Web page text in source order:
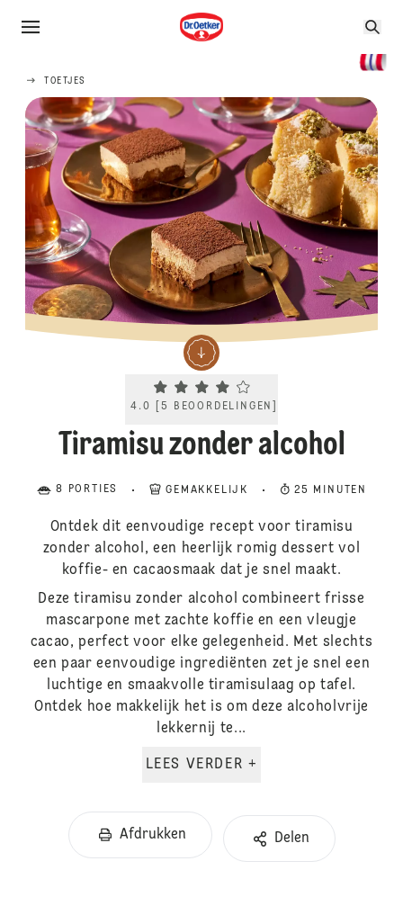
TOETJES
Current rating 4.0. Click to rate.
4.0 [5 BEOORDELINGEN
Tiramisu zonder alcohol
8 PORTIES GEMAKKELIJK 25 MINUTEN
Ontdek dit eenvoudige recept voor tiramisu
zonder alcohol, een heerlijk romig dessert vol
koffie- en cacaosmaak dat je snel maakt.
Deze tiramisu zonder alcohol combineert frisse
mascarpone met zachte koffie en een vleugje
cacao, perfect voor elke gelegenheid. Met slechts
een paar eenvoudige ingrediënten zet je snel een
luchtige en smaakvolle tiramisulaag op tafel.
Ontdek hoe makkelijk het is om deze alcoholvrije
lekkernij te...
LEES VERDER +
Afdrukken Delen